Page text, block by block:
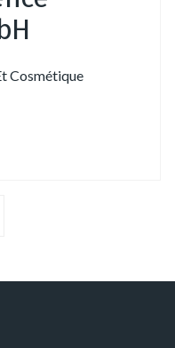
Cosmétique